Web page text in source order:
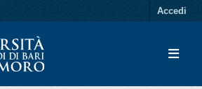
Accedi